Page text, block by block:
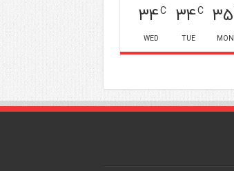
35
MON
34C
TUE
34C
WED